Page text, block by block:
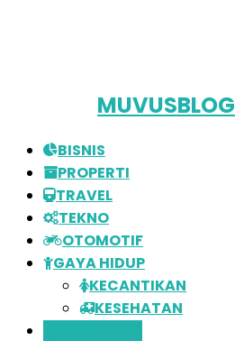
BISNIS
PROPERTI
TRAVEL
TEKNO
OTOMOTIF
GAYA HIDUP
KECANTIKAN
KESEHATAN